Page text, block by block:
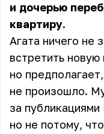
и дочерью
квартиру.
Агата ничего не
встретить
но
не произошло.
за
но не потому,